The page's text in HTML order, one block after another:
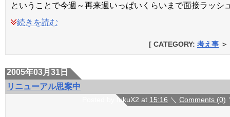
ということで今週～再来週いっぱいくらいまで面接ラッシ
続きを読む
[ CATEGORY: 考え事 ＞
2005年03月31日
リニューアル思案中
Posted by fukuX2 at 15:16 ＼ Comments (0)